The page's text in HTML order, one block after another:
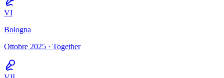
VI
Bologna
Ottobre 2025 · Together